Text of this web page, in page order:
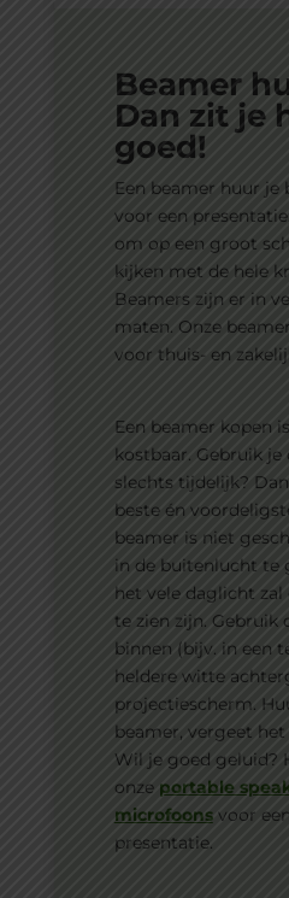
Beamer
Dan zit je
goed!
Een beamer huur je
voor een
om op een groot
kijken met de hele
Beamers zijn er in
maten. Onze
voor thuis- en
Een beamer kopen
kostbaar. Gebruik je
slechts tijdelijk?
beste én
beamer is niet
in de buitenlucht te
het vele daglicht
te zien zijn. Gebruik
binnen (bijv. in een
heldere witte
projectiescherm.
beamer, vergeet
Wil je goed geluid?
onze portable
microfoonsvoor
presentatie.